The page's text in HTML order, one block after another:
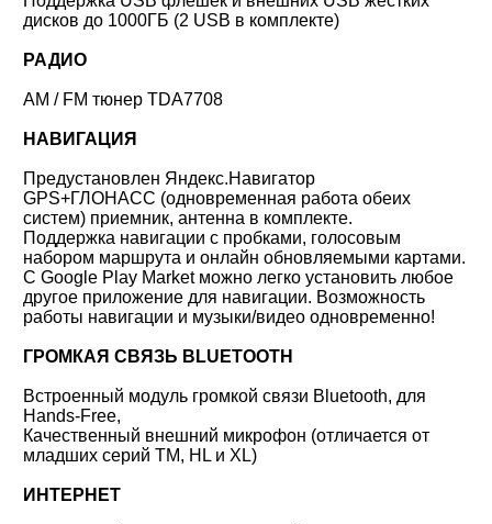
дисков до 1000ГБ (2 USB в комплекте)
РАДИО
AM / FM тюнер TDA7708
НАВИГАЦИЯ
Предустановлен Яндекс.Навигатор
GPS+ГЛОНАСС (одновременная работа обеих
систем) приемник, антенна в комплекте.
Поддержка навигации с пробками, голосовым
набором маршрута и онлайн обновляемыми картами.
С Google Play Market можно легко установить любое
другое приложение для навигации. Возможность
работы навигации и музыки/видео одновременно!
ГРОМКАЯ СВЯЗЬ BLUETOOTH
Встроенный модуль громкой связи Bluetooth, для
Hands-Free,
Качественный внешний микрофон (отличается от
младших серий TM, HL и XL)
ИНТЕРНЕТ